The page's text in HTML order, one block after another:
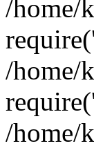
/home/
/home/
/home/